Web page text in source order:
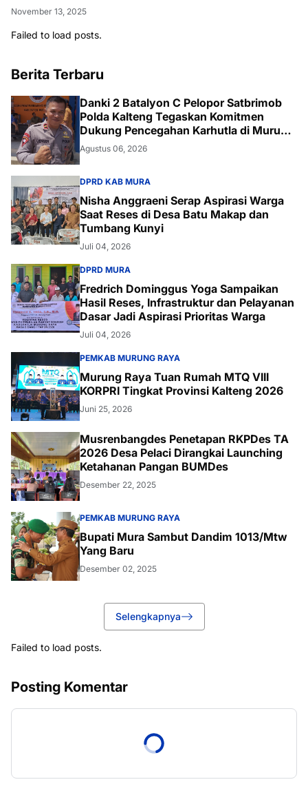
Hadapi Tantangan Keamanan Daerah
November 13, 2025
Failed to load posts.
Berita Terbaru
Danki 2 Batalyon C Pelopor Satbrimob
Polda Kalteng Tegaskan Komitmen
Dukung Pencegahan Karhutla di Murung
Raya
Agustus 06, 2026
DPRD KAB MURA
Nisha Anggraeni Serap Aspirasi Warga
Saat Reses di Desa Batu Makap dan
Tumbang Kunyi
Juli 04, 2026
DPRD MURA
Fredrich Dominggus Yoga Sampaikan
Hasil Reses, Infrastruktur dan Pelayanan
Dasar Jadi Aspirasi Prioritas Warga
Juli 04, 2026
PEMKAB MURUNG RAYA
Murung Raya Tuan Rumah MTQ VIII
KORPRI Tingkat Provinsi Kalteng 2026
Juni 25, 2026
Musrenbangdes Penetapan RKPDes TA
2026 Desa Pelaci Dirangkai Launching
Ketahanan Pangan BUMDes
Desember 22, 2025
PEMKAB MURUNG RAYA
Bupati Mura Sambut Dandim 1013/Mtw
Yang Baru
Desember 02, 2025
Selengkapnya
Failed to load posts.
Posting Komentar